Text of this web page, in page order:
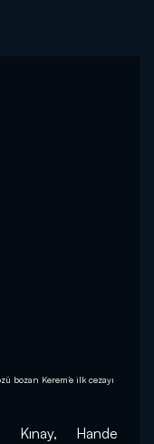
bozan Kerem’e ilk cezayı
Kınay, Hande